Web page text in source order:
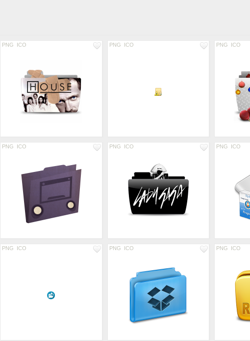
PNG ICO PNG ICO PNG ICO
PNG ICO PNG ICO PNG ICO
PNG ICO PNG ICO PNG ICO